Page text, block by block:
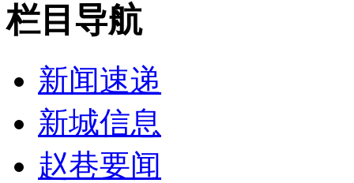
栏目导航
新闻速递
新城信息
赵巷要闻